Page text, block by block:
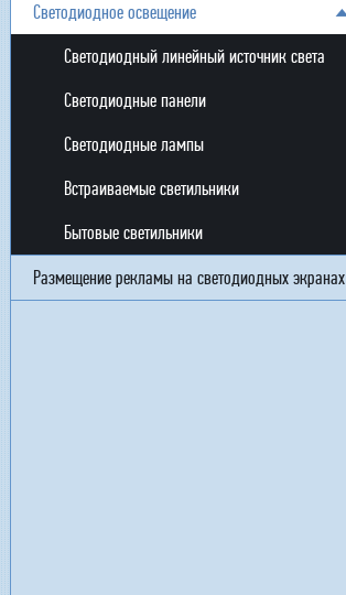
Светодиодное освещение
Светодиодный линейный источник света
Светодиодные панели
Светодиодные лампы
Встраиваемые светильники
Бытовые светильники
Размещение рекламы на светодиодных экранах